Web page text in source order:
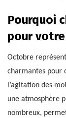
Pourquoi
pour
Octobre
charmantes pour
l’agitation des
une atmosphère
nombreux,